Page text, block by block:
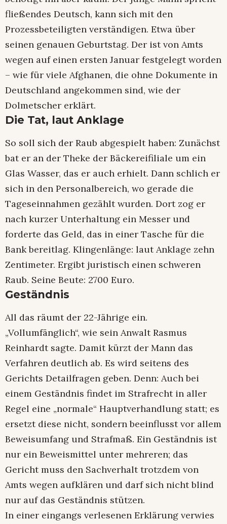
fließendes Deutsch, kann sich mit den
Prozessbeteiligten verständigen. Etwa über
seinen genauen Geburtstag. Der ist von Amts
wegen auf einen ersten Januar festgelegt worden
– wie für viele Afghanen, die ohne Dokumente in
Deutschland angekommen sind, wie der
Dolmetscher erklärt.
Die Tat, laut Anklage
So soll sich der Raub abgespielt haben: Zunächst
bat er an der Theke der Bäckereifiliale um ein
Glas Wasser, das er auch erhielt. Dann schlich er
sich in den Personalbereich, wo gerade die
Tageseinnahmen gezählt wurden. Dort zog er
nach kurzer Unterhaltung ein Messer und
forderte das Geld, das in einer Tasche für die
Bank bereitlag. Klingenlänge: laut Anklage zehn
Zentimeter. Ergibt juristisch einen schweren
Raub. Seine Beute: 2700 Euro.
Geständnis
All das räumt der 22-Jährige ein.
„Vollumfänglich“, wie sein Anwalt Rasmus
Reinhardt sagte. Damit kürzt der Mann das
Verfahren deutlich ab. Es wird seitens des
Gerichts Detailfragen geben. Denn: Auch bei
einem Geständnis findet im Strafrecht in aller
Regel eine „normale“ Hauptverhandlung statt; es
ersetzt diese nicht, sondern beeinflusst vor allem
Beweisumfang und Strafmaß. Ein Geständnis ist
nur ein Beweismittel unter mehreren; das
Gericht muss den Sachverhalt trotzdem von
Amts wegen aufklären und darf sich nicht blind
nur auf das Geständnis stützen.
In einer eingangs verlesenen Erklärung verwies